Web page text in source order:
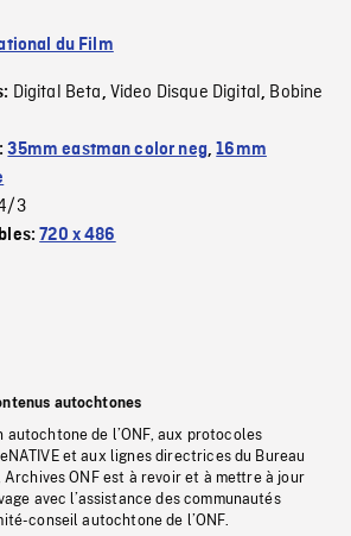
du Film
Digital Beta, Video Disque Digital, Bobine
35mm eastman color neg,16mm
3
720 x 486
autochtones
autochtone de l’ONF, aux protocoles
et aux lignes directrices du Bureau
Archives ONF est à revoir et à mettre à jour
avec l’assistance des communautés
conseil autochtone de l’ONF.